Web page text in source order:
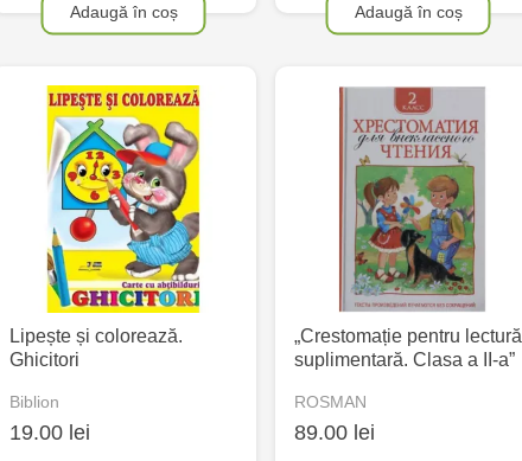
Adaugă în coș Adaugă în coș
Lipește și colorează.
Ghicitori
Biblion
19.00 lei
„Crestomație pentru lectură
suplimentară. Clasa a II-a”
ROSMAN
89.00 lei